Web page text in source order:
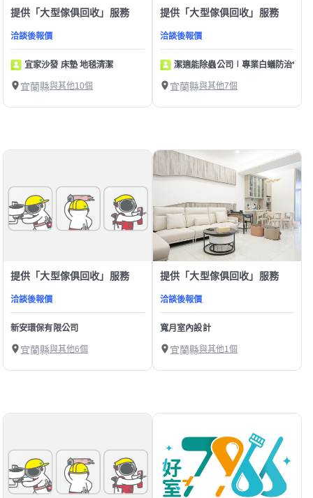
提供「大型傢俱回收」服務
洽談後報價
宜家沙發 床墊 地毯清潔
宜蘭縣與其他10個
提供「大型傢俱回收」服務
洽談後報價
潔適能除蟲公司∣專業白蟻防治*居
宜蘭縣與其他7個
提供「大型傢俱回收」服務
洽談後報價
新安環保有限公司
宜蘭縣與其他6個
提供「大型傢俱回收」服務
洽談後報價
寬月室內設計
宜蘭縣與其他1個